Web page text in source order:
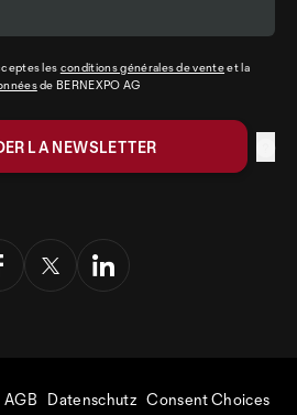
les conditions générales de venteet la
de BERNEXPO AG
AGB Datenschutz Consent Choices